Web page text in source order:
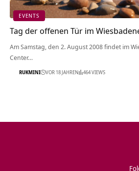
EVENTS
Tag der offenen Tür im
Am Samstag, den 2. August 2008 findet im
Center…
RUKMINI VOR 18 JAHREN 464 VIEWS